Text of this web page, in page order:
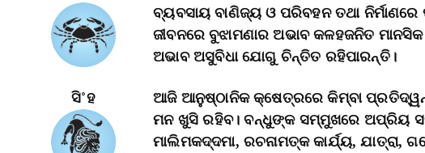
ବ୍ୟବସାୟ ବାଣିଜ୍ୟ ଓ ପରିବହନ ତଥା
ଜୀବନରେ ବୁଝାମଣାର ଅଭାବ କଳହଜନିତ
ଅଭାବ ଅସୁବିଧା ଯୋଗୁ ଚିନ୍ତିତ ରହିପାରନ୍ତି।
ସି˚ହ
ଆଜି ଆନୁଷ୍ଠାନିକ କ୍ଷେତ୍ରରେ କିମ୍ବା
ମନ ଖୁସି ରହିବ। ବନ୍ଧୁଙ୍କ ସମ୍ମୁଖରେ ଅପ୍ରିୟ
ମାଲିମକଦ୍ଦମା, ରଚନାମତ୍କ କାର୍ଯ୍ୟ, ଯାତ୍ରା,